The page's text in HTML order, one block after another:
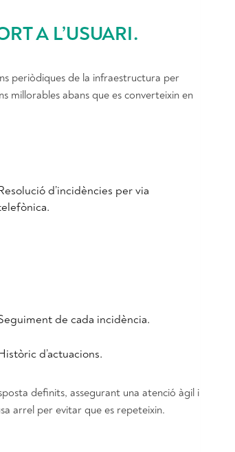
A L’USUARI.
periòdiques de la infraestructura per
abans que es converteixin en
d’incidències per via
de cada incidència.
d’actuacions.
definits, assegurant una atenció àgil i
arrel per evitar que es repeteixin.